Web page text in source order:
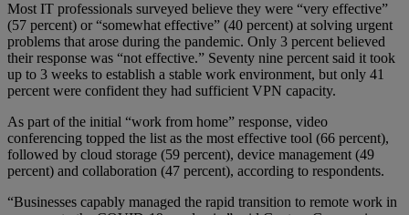
Most IT professionals surveyed believe they were “very effective”
(57 percent) or “somewhat effective” (40 percent) at solving urgent
problems that arose during the pandemic. Only 3 percent believed
their response was “not effective.” Seventy nine percent said it took
up to 3 weeks to establish a stable work environment, but only 41
percent were confident they had sufficient VPN capacity.
As part of the initial “work from home” response, video
conferencing topped the list as the most effective tool (66 percent),
followed by cloud storage (59 percent), device management (49
percent) and collaboration (47 percent), according to respondents.
“Businesses capably managed the rapid transition to remote work in